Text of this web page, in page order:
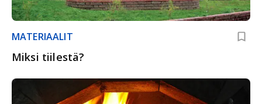
MATERIAALIT
Miksi tiilestä?